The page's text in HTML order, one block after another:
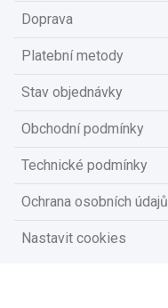
Doprava
Platební metody
Stav objednávky
Obchodní podmínky
Technické podmínky
Ochrana osobních údajů
Nastavit cookies